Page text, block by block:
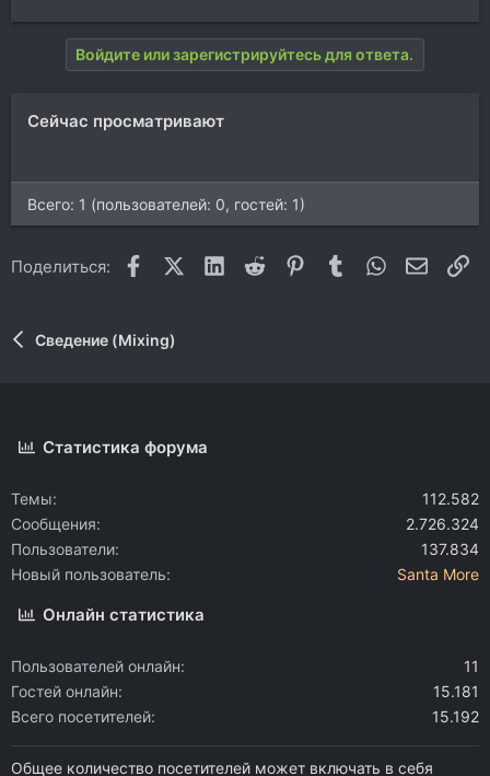
Войдите или зарегистрируйтесь для ответа.
Сейчас просматривают
Всего: 1 (пользователей: 0, гостей: 1)
Поделиться: FacebookX (Twitter)
LinkedIn
Reddit Pinterest
Tumblr WhatsApp
Сведение (Mixing)
Статистика форума
Темы
112.582
Сообщения
2.726.324
Пользователи
137.834
Новый пользователь
Santa More
Онлайн статистика
Пользователей онлайн
11
Гостей онлайн
15.181
Всего посетителей
15.192
Общее количество посетителей может включать в себя